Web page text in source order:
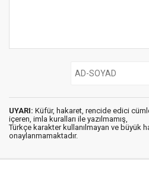
UYARI: Küfür, hakaret, rencide edici
içeren, imla kuralları ile yazılmamış,
Türkçe karakter kullanılmayan ve büyük
onaylanmamaktadır.